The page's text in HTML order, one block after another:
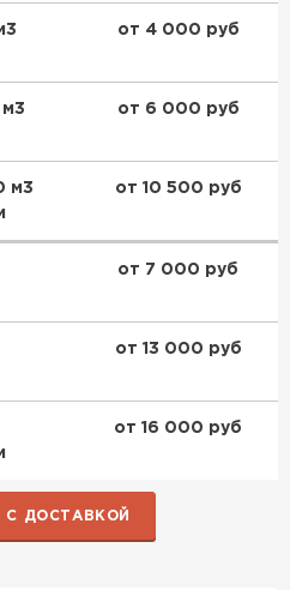
от 4 000 руб
от 6 000 руб
м3
от 10 500 руб
от 7 000 руб
от 13 000 руб
от 16 000 руб
С ДОСТАВКОЙ